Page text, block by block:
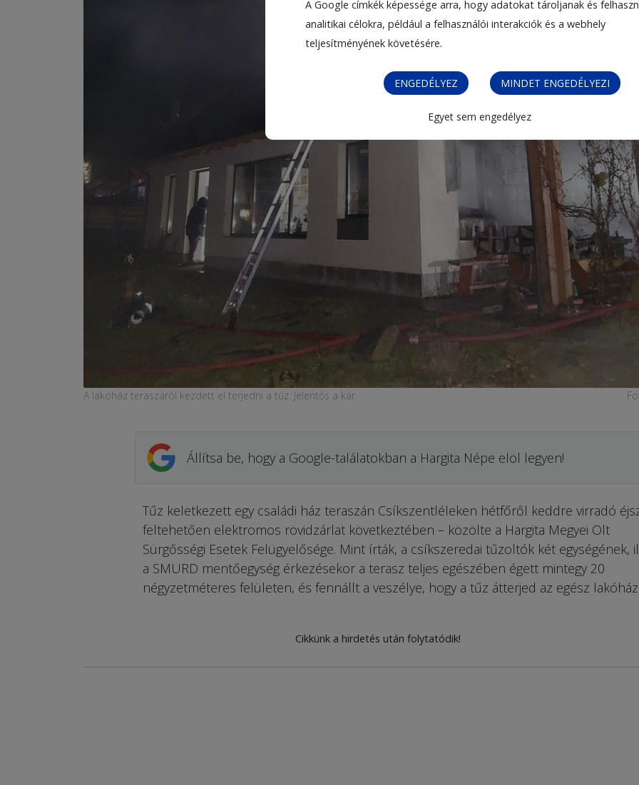
A Google címkék képessége arra, hogy adatokat tároljanak és
analitikai célokra, például a felhasználói interakciók és a webhely
teljesítményének követésére.
ENGEDÉLYEZ MINDET ENGEDÉLYEZI
Egyet sem engedélyez
A lakóház teraszáról kezdett el terjedni a tűz. Jelentős a kár
Állítsa be, hogy a Google-találatokban a Hargita Népe elöl legyen!
Tűz keletkezett egy családi ház teraszán Csík­szentléleken hétfőről keddre virradó
feltehetően elektromos rövidzárlat következtében – közölte a Hargita Megyei Olt
Sürgősségi Esetek Felügyelősége. Mint írták, a csíkszeredai tűzoltók két egységének,
a SMURD mentőegység érkezésekor a terasz teljes egészében égett mintegy 20
négyzetméteres felületen, és fennállt a veszélye, hogy a tűz átterjed az egész
Cikkünk a hirdetés után folytatódik!